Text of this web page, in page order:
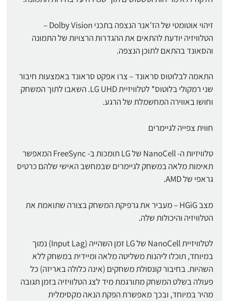
זיהוי אוטומטי של הז'אנר הנצפה בתכני Dolby Vision –
הטלוויזיה יודעת להתאים את ההגדרות הרצויות של התמונה
והסאונד בהתאם לתוכן הנצפה.
התאמה לבלוטוס סראונד – צרו אפקט סראונד באמצעות חיבור
שני רמקולי בלוטוס* לטלוויזיית LG UHD. השאבו לתוך המשחק
וחושו באווירה המחשמלת של הרגע.
חווית צפייה לגיימרים
טלוויזיות ה- NanoCell של LG תומכות ב- FreeSync המאפשר
תאימות מלאה במשחק לגיימרים שבמחשב האישי שלהם כרטיס
גראפי של AMD.
מצב HGiG – מעביר את גרפיקת המשחק בצורה שתואמת את
הטלוויזיה והיכולות שלה.
לטלוויזיית NanoCell של LG זמן השהייה (Input Lag) נמוך
במיוחד, תוכלו ליהנות משליטה מלאה ומיידית במשחק ללא
השהיות. בחיבור קונסולת משחקים (אינה כלולה באריזה) כל
פעולה בשלט המשחק מתורגמת מיד לצג הטלוויזיה בזמן תגובה
מהיר במיוחד, ובכך מאפשרת הפקת הנאה מקסימלית